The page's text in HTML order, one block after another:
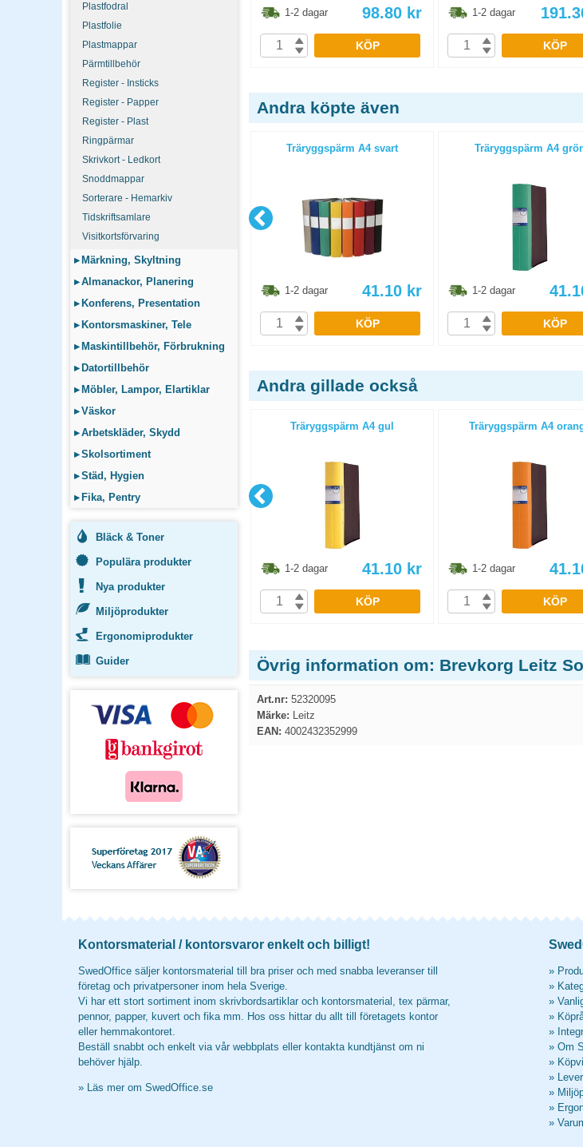
Plastfodral
Plastfolie
Plastmappar
Pärmtillbehör
Register - Insticks
Register - Papper
Register - Plast
Ringpärmar
Skrivkort - Ledkort
Snoddmappar
Sorterare - Hemarkiv
Tidskriftsamlare
Visitkortsförvaring
▸ Märkning, Skyltning
▸Almanackor, Planering
▸ Konferens, Presentation
▸ Kontorsmaskiner, Tele
▸ Maskintillbehör, Förbrukning
▸ Datortillbehör
▸ Möbler, Lampor, Elartiklar
▸Väskor
▸Arbetskläder, Skydd
▸Skolsortiment
▸Städ, Hygien
▸ Fika, Pentry
Bläck & Toner
Populära produkter
Nya produkter
Miljöprodukter
Ergonomiprodukter
Guider
1-2 dagar 1-2 dagar 98.80 kr
KÖP
1-2 dagar
KÖP
Andra köpte även
Träryggspärm A4 röd
1-2 dagar 41.10
KÖP
Träryggspärm A4 svart
1-2 dagar 41.10 kr
KÖP
Träryggspärm A4
1-2 dagar
KÖP
Andra gillade också
Klämmapp A4 Duraclip 2200 30 ark
svart
1-2 dagar 36.30
Träryggspärm A4 gul
1-2 dagar 41.10 kr
KÖP
Träryggspärm A4
1-2 dagar
KÖP
Övrig information om: Brevkorg Leitz
Art.nr: 52320095
Märke: Leitz
EAN: 4002432352999
Kontorsmaterial / kontorsvaror enkelt och billigt!
SwedOffice säljer kontorsmaterial till bra priser och med snabba leveranser till
företag och privatpersoner inom hela Sverige.
Vi har ett stort sortiment inom skrivbordsartiklar och kontorsmaterial, tex pärmar,
pennor, papper, kuvert och fika mm. Hos oss hittar du allt till företagets kontor
eller hemmakontoret.
Beställ snabbt och enkelt via vår webbplats eller kontakta kundtjänst om ni
behöver hjälp.
» Läs mer om SwedOffice.se
»
»
»
»
»
» Om
»
»
»
»
»